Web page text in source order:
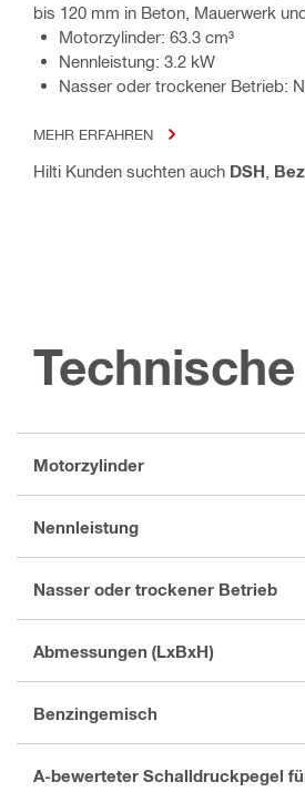
bis 120 mm in Beton, Mauerwerk
Motorzylinder: 63.3 cm³
Nennleistung: 3.2 kW
Nasser oder trockener Betrieb:
MEHR ERFAHREN
Hilti Kunden suchten auch DSH
Motorzylinder
Nennleistung
Nasser oder trockener Betrieb
Abmessungen (LxBxH)
Benzingemisch
A-bewerteter Schalldruckpegel